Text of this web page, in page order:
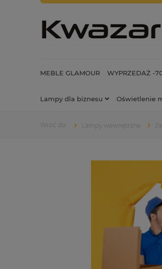
MEBLE GLAMOUR WYPRZEDAŻ -
Lampy dla biznesu Oświetlenie
Lampy wewnętrzne